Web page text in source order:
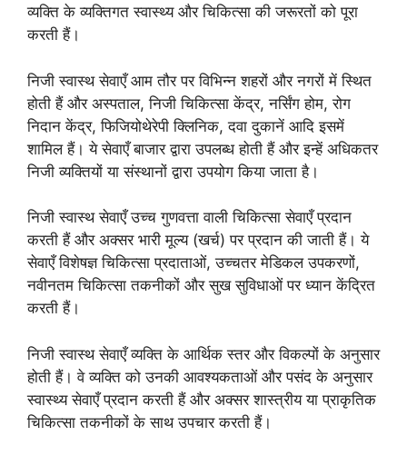
व्यक्ति के व्यक्तिगत स्वास्थ्य और चिकित्सा की जरूरतों को पूरा
करती हैं।
निजी स्वास्थ सेवाएँ आम तौर पर विभिन्न शहरों और नगरों में स्थित
होती हैं और अस्पताल, निजी चिकित्सा केंद्र, नर्सिंग होम, रोग
निदान केंद्र, फिजियोथेरेपी क्लिनिक, दवा दुकानें आदि इसमें
शामिल हैं। ये सेवाएँ बाजार द्वारा उपलब्ध होती हैं और इन्हें अधिकतर
निजी व्यक्तियों या संस्थानों द्वारा उपयोग किया जाता है।
निजी स्वास्थ सेवाएँ उच्च गुणवत्ता वाली चिकित्सा सेवाएँ प्रदान
करती हैं और अक्सर भारी मूल्य (खर्च) पर प्रदान की जाती हैं। ये
सेवाएँ विशेषज्ञ चिकित्सा प्रदाताओं, उच्चतर मेडिकल उपकरणों,
नवीनतम चिकित्सा तकनीकों और सुख सुविधाओं पर ध्यान केंद्रित
करती हैं।
निजी स्वास्थ सेवाएँ व्यक्ति के आर्थिक स्तर और विकल्पों के अनुसार
होती हैं। वे व्यक्ति को उनकी आवश्यकताओं और पसंद के अनुसार
स्वास्थ्य सेवाएँ प्रदान करती हैं और अक्सर शास्त्रीय या प्राकृतिक
चिकित्सा तकनीकों के साथ उपचार करती हैं।